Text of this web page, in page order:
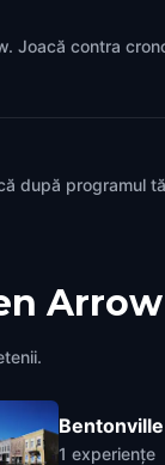
Joacă contra
după
Arrow
Bentonville
1 experiențe